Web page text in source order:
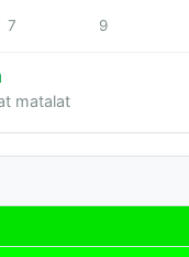
7 9
matalat